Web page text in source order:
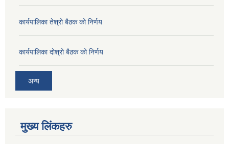
कार्यपालिका तेश्रो बैठक को निर्णय
कार्यपालिका दोश्रो बैठक को निर्णय
अन्य
मुख्य लिंकहरु